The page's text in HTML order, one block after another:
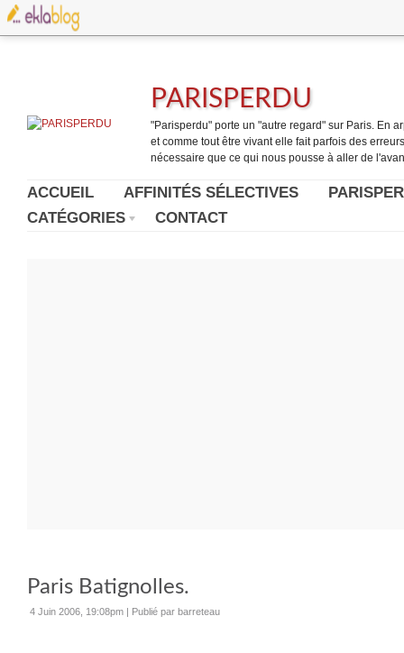
PARISPERDU
"Parisperdu" porte un "autre regard" sur Paris. En
et comme tout être vivant elle fait parfois des
nécessaire que ce qui nous pousse à aller de
ACCUEIL AFFINITÉS SÉLECTIVES
CATÉGORIES
CONTACT
Paris Batignolles.
4 Juin 2006, 19:08pm | Publié par barreteau